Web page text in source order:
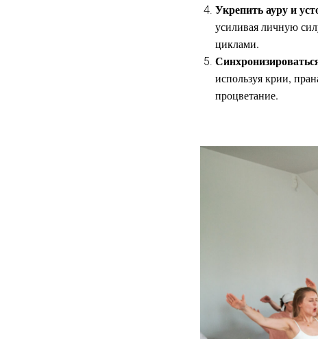
Укрепить ауру и
усиливая личную
циклами.
используя крии,
процветание.